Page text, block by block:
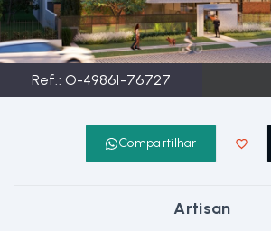
Ref.: O-49861-76727
Compartilhar
Artisan